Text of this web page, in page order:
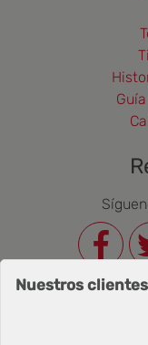
Nuestros